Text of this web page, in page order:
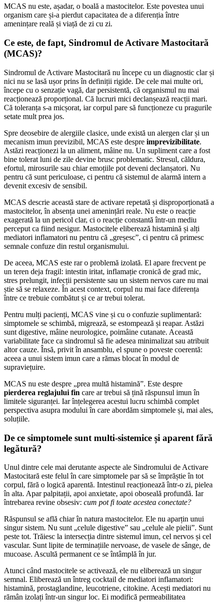
MCAS nu este, așadar, o boală a mastocitelor. Este povestea unui
organism care și-a pierdut capacitatea de a diferenția între
amenințare reală și viață de zi cu zi.
Ce este, de fapt, Sindromul de Activare Mastocitară
(MCAS)?
Sindromul de Activare Mastocitară nu începe cu un diagnostic clar și
nici nu se lasă ușor prins în definiții rigide. De cele mai multe ori,
începe cu o senzație vagă, dar persistentă, că organismul nu mai
reacționează proporțional. Că lucruri mici declanșează reacții mari.
Că toleranța s-a micșorat, iar corpul pare să funcționeze cu pragurile
setate mult prea jos.
Spre deosebire de alergiile clasice, unde există un alergen clar și un
mecanism imun previzibil, MCAS este despre imprevizibilitate.
Astăzi reacționezi la un aliment, mâine nu. Un supliment care a fost
bine tolerat luni de zile devine brusc problematic. Stresul, căldura,
efortul, mirosurile sau chiar emoțiile pot deveni declanșatori. Nu
pentru că sunt periculoase, ci pentru că sistemul de alarmă intern a
devenit excesiv de sensibil.
MCAS descrie această stare de activare repetată și disproporționată a
mastocitelor, în absența unei amenințări reale. Nu este o reacție
exagerată la un pericol clar, ci o reacție constantă într-un mediu
perceput ca fiind nesigur. Mastocitele eliberează histamină și alți
mediatori inflamatori nu pentru că „greșesc”, ci pentru că primesc
semnale confuze din restul organismului.
De aceea, MCAS este rar o problemă izolată. El apare frecvent pe
un teren deja fragil: intestin iritat, inflamație cronică de grad mic,
stres prelungit, infecții persistente sau un sistem nervos care nu mai
știe să se relaxeze. În acest context, corpul nu mai face diferența
între ce trebuie combătut și ce ar trebui tolerat.
Pentru mulți pacienți, MCAS vine și cu o confuzie suplimentară:
simptomele se schimbă, migrează, se estompează și reapar. Astăzi
sunt digestive, mâine neurologice, poimâine cutanate. Această
variabilitate face ca sindromul să fie adesea minimalizat sau atribuit
altor cauze. Însă, privit în ansamblu, el spune o poveste coerentă:
aceea a unui sistem imun care a rămas blocat în modul de
supraviețuire.
MCAS nu este despre „prea multă histamină”. Este despre
pierderea reglajului fin care ar trebui să țină răspunsul imun în
limitele siguranței. Iar înțelegerea acestui lucru schimbă complet
perspectiva asupra modului în care abordăm simptomele și, mai ales,
soluțiile.
De ce simptomele sunt multi-sistemice și aparent fără
legătură?
Unul dintre cele mai derutante aspecte ale Sindromului de Activare
Mastocitară este felul în care simptomele par să se împrăștie în tot
corpul, fără o logică aparentă. Intestinul reacționează într-o zi, pielea
în alta. Apar palpitații, apoi anxietate, apoi oboseală profundă. Iar
întrebarea revine obsesiv: cum pot fi toate acestea conectate?
Răspunsul se află chiar în natura mastocitelor. Ele nu aparțin unui
singur sistem. Nu sunt „celule digestive” sau „celule ale pielii”. Sunt
peste tot. Trăiesc la intersecția dintre sistemul imun, cel nervos și cel
vascular. Sunt lipite de terminațiile nervoase, de vasele de sânge, de
mucoase. Ascultă permanent ce se întâmplă în jur.
Atunci când mastocitele se activează, ele nu eliberează un singur
semnal. Eliberează un întreg cocktail de mediatori inflamatori:
histamină, prostaglandine, leucotriene, citokine. Acești mediatori nu
rămân izolați într-un singur loc. Ei modifică permeabilitatea